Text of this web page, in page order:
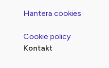
Hantera cookies
Cookie policy
Kontakt